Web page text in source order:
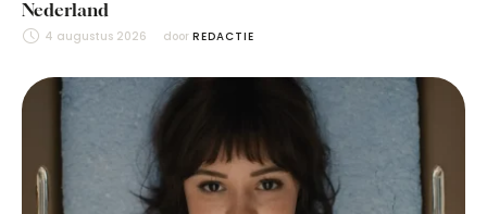
Nederland
4 augustus 2026 door REDACTIE